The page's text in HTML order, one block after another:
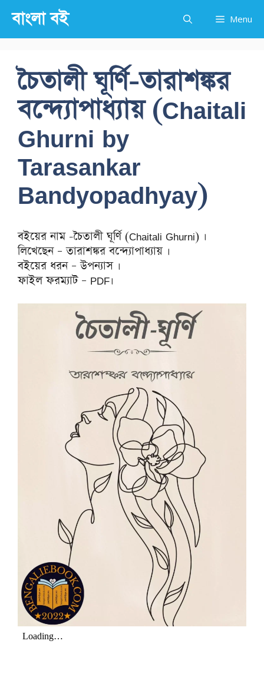
content
বাংলা বই Menu
চৈতালী ঘূর্ণি-তারাশঙ্কর
বন্দ্যোপাধ্যায় (Chaitali
Ghurni by
Tarasankar
Bandyopadhyay)
বইয়ের নাম -চৈতালী ঘূর্ণি (Chaitali Ghurni) ।
লিখেছেন – তারাশঙ্কর বন্দ্যোপাধ্যায় ।
বইয়ের ধরন – উপন্যাস ।
ফাইল ফরম্যাট – PDF।